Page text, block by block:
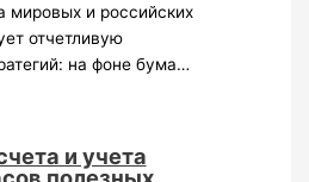
мировых и российских
отчетливую
на фоне бума…
и учета